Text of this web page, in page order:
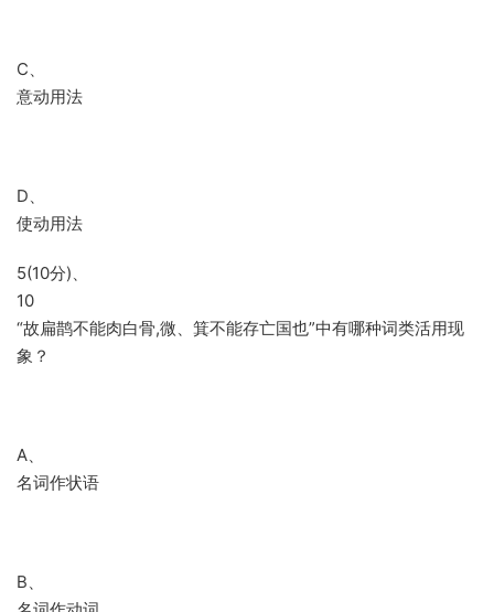
C、
意动用法
D、
使动用法
5(10分)、
10
“故扁鹊不能肉白骨,微、箕不能存亡国也”中有哪种词类活用现
象？
A、
名词作状语
B、